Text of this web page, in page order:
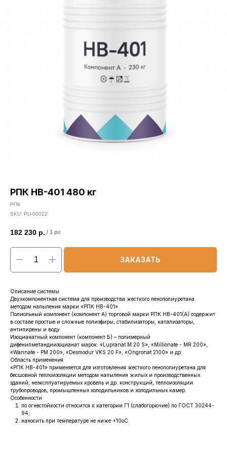
КОРПОРАЦИЯ
РПК НВ-401 480 кг
РПК
SKU: PU-00022
182 230 р. / 1 pc
ЗАКАЗАТЬ
Описание системы
Двухкомпонентная система для производства жесткого пенополиуретана
методом напыления марки «РПК НВ-401».
Полиольный компонент (компонент А) торговой марки РПК НВ-401(А) содержит
в составе простые и сложные полиэфиры, стабилизаторы, катализаторы,
антипирены и воду.
Изоцианатный компонент (компонент Б) – полимерный
дифенилметандиизоцианат марок: «Lupranat M 20 S», «Millionate - MR 200»,
«Wannate - PM 200», «Desmodur VKS 20 F», «Оngronat 2100» и др.
Область применения
«РПК НВ-401» применяется для изготовления жесткого пенополиуретана для
бесшовной теплоизоляции методом напыления жилых и производственных
зданий, неэксплуатируемых кровель и др. конструкций, теплоизоляции
трубопроводов, промышленных холодильников и холодильных камер.
Особенности
по огнестойкости относится к категории Г1 (слабогорючие) по ГОСТ 30244-
94;
наносить при температуре не ниже +10оС.